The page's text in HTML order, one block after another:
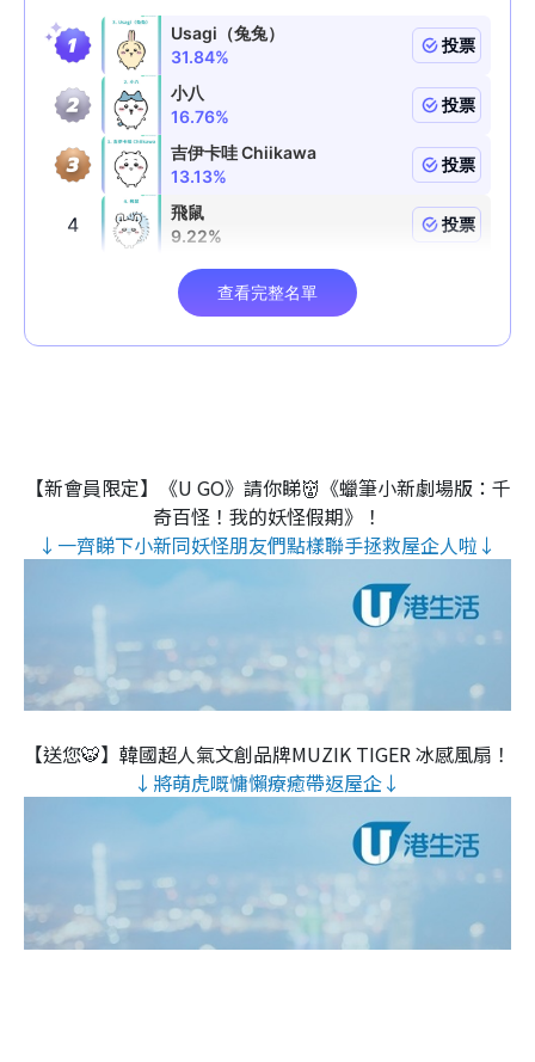
【新會員限定】《U GO》請你睇👹《蠟筆小新劇場版：千
奇百怪！我的妖怪假期》！
↓一齊睇下小新同妖怪朋友們點樣聯手拯救屋企人啦↓
【送您🐯】韓國超人氣文創品牌MUZIK TIGER 冰感風扇！
↓將萌虎嘅慵懶療癒帶返屋企↓